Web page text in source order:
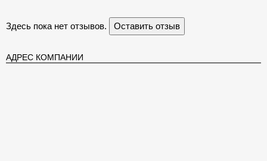
Здесь пока нет отзывов. Оставить отзыв
АДРЕС КОМПАНИИ